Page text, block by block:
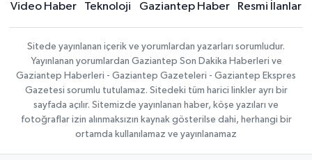
Video Haber
Teknoloji Gaziantep Haber Resmi İlanlar
Sitede yayınlanan içerik ve yorumlardan yazarları sorumludur.
Yayınlanan yorumlardan Gaziantep Son Dakika Haberleri ve
Gaziantep Haberleri - Gaziantep Gazeteleri - Gaziantep Ekspres
Gazetesi sorumlu tutulamaz. Sitedeki tüm harici linkler ayrı bir
sayfada açılır. Sitemizde yayınlanan haber, köşe yazıları ve
fotoğraflar izin alınmaksızın kaynak gösterilse dahi, herhangi bir
ortamda kullanılamaz ve yayınlanamaz